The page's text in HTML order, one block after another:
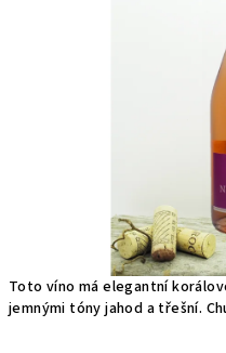
Toto víno má elegantní
jemnými tóny jahod a třešní.